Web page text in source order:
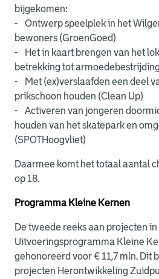
bijgekomen:
- Ontwerp speelplek in het
bewoners (GroenGoed)
- Het in kaart brengen van het
betrekking tot
- Met (ex)verslaafden een deel
prikschoon houden (Clean Up)
- Activeren van jongeren
houden van het skatepark en
(SPOTHoogvliet)
Daarmee komt het totaal aantal
op 18.
Programma Kleine Kernen
De tweede reeks aan projecten
Uitvoeringsprogramma Kleine
gehonoreerd voor € 11,7 mln. Dit
projecten Herontwikkeling